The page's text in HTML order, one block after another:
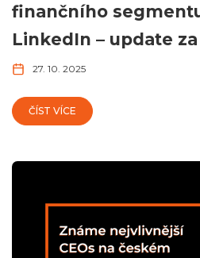
finančního
LinkedIn – update za
27. 10. 2025
ČÍST VÍCE